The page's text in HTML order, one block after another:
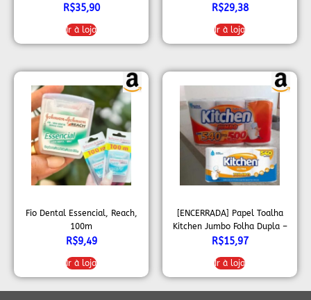
R$35,90
Ir à loja
R$29,38
Ir à loja
Fio Dental Essencial, Reach,
100m
R$9,49
Ir à loja
[ENCERRADA] Papel Toalha
Kitchen Jumbo Folha Dupla –
Pack com 3 rolos de 180
R$15,97
Ir à loja